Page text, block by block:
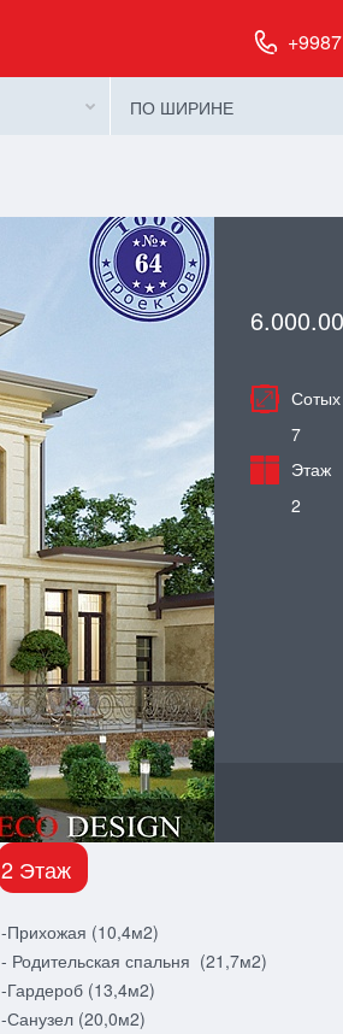
ПО ШИРИНЕ
Сотых
7
Этаж
2
2 Этаж
-Прихожая (10,4м2)
- Родительская спальня (21,7м2)
-Гардероб (13,4м2)
-Санузел (20,0м2)